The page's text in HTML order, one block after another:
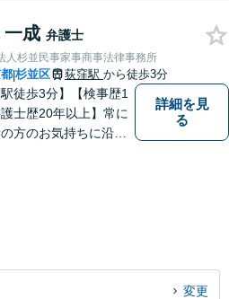
す。【夜間や休日相
可能】【メール・WE
】
一成 弁護士
人杉並民事家事商事法律事務所
|杉並区 荻窪駅 から徒歩3分
駅徒歩3分】【検事歴1
士歴20年以上】常に
方のお気持ちに沿っ
す。
詳細を見
る
変更